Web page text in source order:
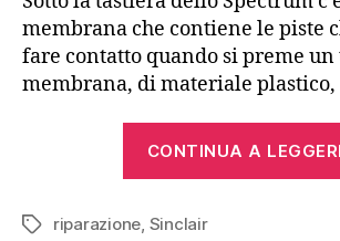
membrana che contiene le piste
fare contatto quando si preme un
membrana, di materiale plastico,
CONTINUA A
Tag riparazione, Sinclair